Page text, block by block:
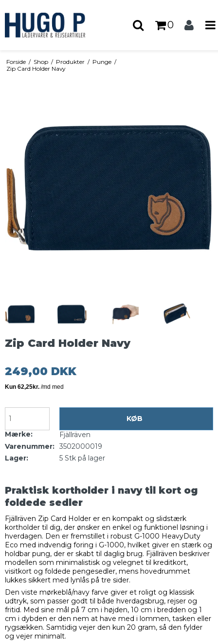
0
Forside / Shop / Produkter / Punge /
Zip Card Holder Navy
Zip Card Holder Navy
249,00 DKK
KØB
Mærke:
Fjällräven
Varenummer: 3502000019
Lager:
5 Stk på lager
Praktisk kortholder i navy til kort og
foldede sedler
Fjällräven Zip Card Holder er en kompakt og slidstærk
kortholder til dig, der ønsker en enkel og funktionel løsning i
hverdagen. Den er fremstillet i robust G-1000 HeavyDuty
Eco med indvendig foring i G-1000, hvilket giver en stærk og
holdbar pung, der er skabt til daglig brug. Fjällräven beskriver
modellen som minimalistisk og velegnet til kreditkort,
visitkort og foldede pengesedler, mens hovedrummet
lukkes sikkert med lynlås på tre sider.
Den viste mørkeblå/navy farve giver et roligt og klassisk
udtryk, som passer godt til både hverdagsbrug, rejser og
fritid. Med sine mål på 7 cm i højden, 10 cm i bredden og 1
cm i dybden er den nem at have med i lommen, tasken eller
rygsækken. Samtidig vejer den kun 20 gram, så den fylder
og vejer minimalt.